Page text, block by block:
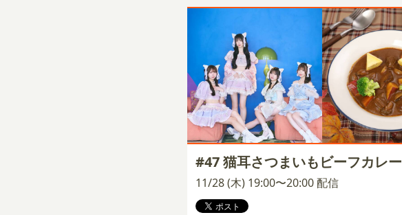
#47 猫耳さつまいもビーフカレー
11/28 (木) 19:00〜20:00 配信